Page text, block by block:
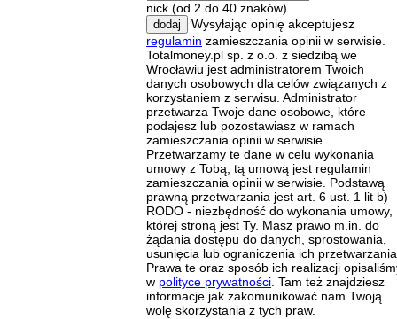
nick (od 2 do 40 znaków)
dodaj
Wysyłając opinię akceptujesz
regulamin zamieszczania opinii w serwisie.
Totalmoney.pl sp. z o.o. z siedzibą we
Wrocławiu jest administratorem Twoich
danych osobowych dla celów związanych z
korzystaniem z serwisu. Administrator
przetwarza Twoje dane osobowe, które
podajesz lub pozostawiasz w ramach
zamieszczania opinii w serwisie.
Przetwarzamy te dane w celu wykonania
umowy z Tobą, tą umową jest regulamin
zamieszczania opinii w serwisie. Podstawą
prawną przetwarzania jest art. 6 ust. 1 lit b)
RODO - niezbędność do wykonania umowy,
której stroną jest Ty. Masz prawo m.in. do
żądania dostępu do danych, sprostowania,
usunięcia lub ograniczenia ich
Prawa te oraz sposób ich realizacji
w polityce prywatności. Tam też znajdziesz
informacje jak zakomunikować nam Twoją
wolę skorzystania z tych praw.